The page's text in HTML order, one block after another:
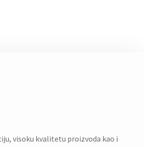
visoku kvalitetu proizvoda kao i